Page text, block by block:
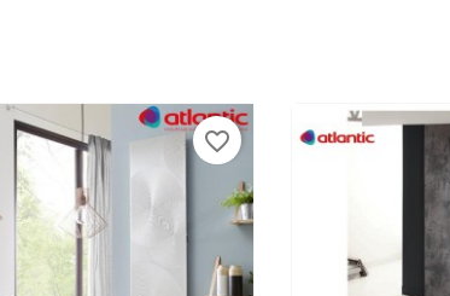
favorite_border